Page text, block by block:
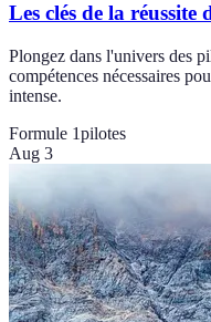
Les clés de la réussite
Plongez dans l'univers des
compétences nécessaires
intense.
Formule 1pilotes
Aug 3